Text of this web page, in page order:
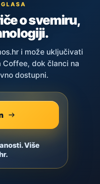
o svemiru,
i može uključivati
Coffee, dok članci na
dostupni.
Više